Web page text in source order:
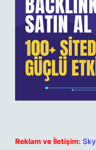
Reklam ve İletişim: